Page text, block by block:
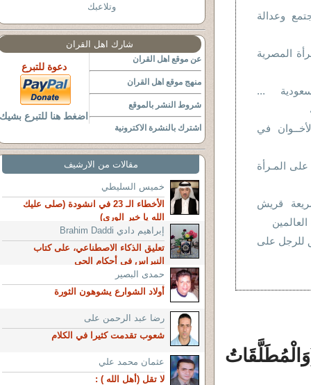
وعدالة
المصرية
...
في
على المـرأة
(14) شريعة قريش
للرجل على
وتلاعبك
شارك اهل القران
عن موقع اهل القران
منهج موقع اهل القران
شروط النشر بالموقع
اشترك بالنشرة الاكترونية
دعوة للتبرع
اضغط هنا للتبرع بشيك
مقالات من الارشيف
خميس السليطي
الأخطاء الـ 23 في انشودة (صلى عليك
الله يا خير الورى)
إبراهيم دادي Brahim Daddi
تعليق الذكاء الاصطناعي، على كتاب
النبراس في أحكام الحي
حمدى البصير
أولاد الشوارع يشوهون الثورة
رضا عبد الرحمن على
شعوب تقدمت كثيرا في الكلام
عثمان محمد علي
لا تقل (أهل الله ) :